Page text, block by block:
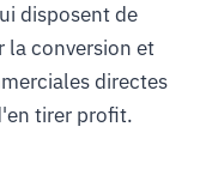
disposent de
la conversion et
directes
tirer profit.